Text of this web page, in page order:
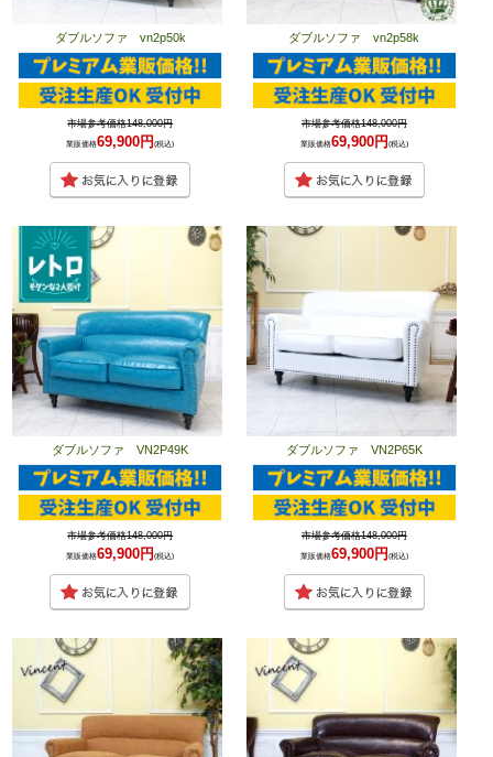
ダブルソファ vn2p50k
市場参考価格148,000円
業販価格69,900円(税込)
ダブルソファ vn2p58k
市場参考価格148,000円
業販価格69,900円 (税込)
ダブルソファ VN2P49K
市場参考価格148,000円
業販価格69,900円(税込)
ダブルソファ VN2P65K
市場参考価格148,000円
業販価格69,900円 (税込)